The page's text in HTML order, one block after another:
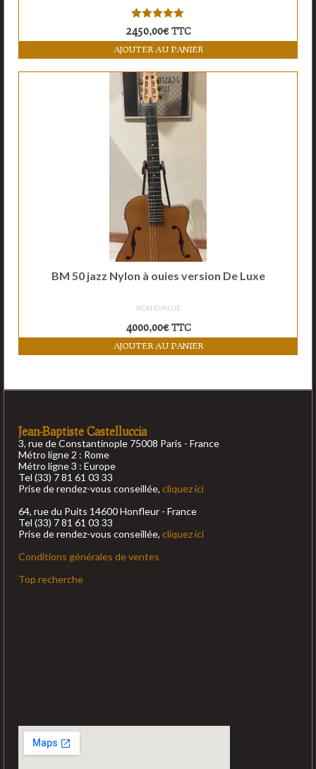
5.00 sur 5
2450,00€ TTC
AJOUTER AU PANIER
BM 50 jazz Nylon à ouies version De Luxe
NON ÉVALUÉ
4000,00€ TTC
AJOUTER AU PANIER
Jean-Baptiste Castelluccia
3, rue de Constantinople 75008 Paris - France
Métro ligne 2 : Rome
Métro ligne 3 : Europe
Tel (33) 7 81 61 03 33
Prise de rendez-vous conseillée, cliquez ici
64, rue du Puits 14600 Honfleur - France
Tel (33) 7 81 61 03 33
Prise de rendez-vous conseillée, cliquez ici
Conditions générales de ventes
Top recherche